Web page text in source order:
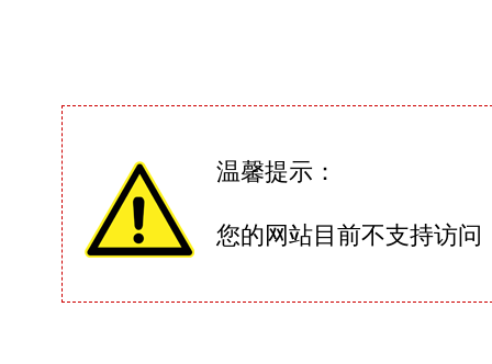
温馨提示：
您的网站目前不支持访